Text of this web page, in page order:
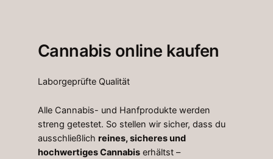
Cannabis online kaufen
Laborgeprüfte Qualität
Alle Cannabis- und Hanfprodukte werden
streng getestet. So stellen wir sicher, dass du
ausschließlich reines, sicheres und
hochwertiges Cannabiserhältst –